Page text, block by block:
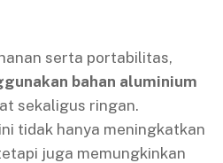
serta portabilitas,
bahan aluminium
sekaligus ringan.
tidak hanya meningkatkan
juga memungkinkan